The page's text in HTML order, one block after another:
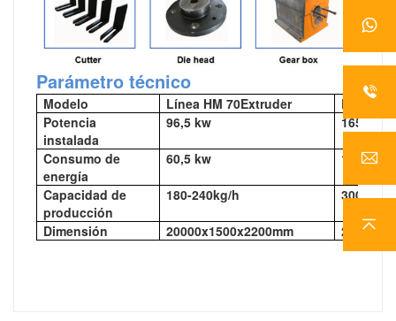
Parámetro técnico
Modelo Línea HM 70Extruder
Línea
Potencia
instalada
96,5 kw 165kw
Consumo de
energía
60,5 kw 103kw
Capacidad de
producción
180-240kg/h 300-
Dimensión 20000x1500x2200mm